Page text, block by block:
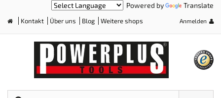
Powered by Translate
Kontakt Über uns Blog Weitere shops Anmelden